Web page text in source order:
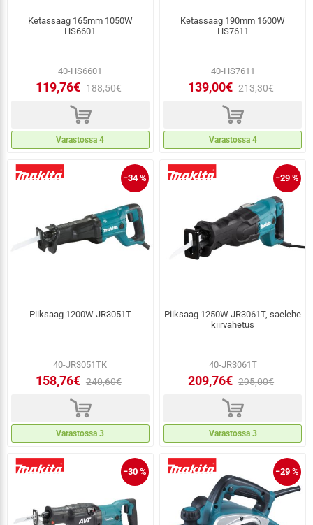
Ketassaag 165mm 1050W
HS6601
40-HS6601
119,76€ 188,50€
d
Varastossa 4
Ketassaag 190mm 1600W
HS7611
40-HS7611
139,00€ 213,30€
d
Varastossa 4
−34 %
Piiksaag 1200W JR3051T
40-JR3051TK
158,76€ 240,60€
d
Varastossa 3
−29 %
Piiksaag 1250W JR3061T, saelehe
kiirvahetus
40-JR3061T
209,76€ 295,00€
d
Varastossa 3
−30 % −29 %